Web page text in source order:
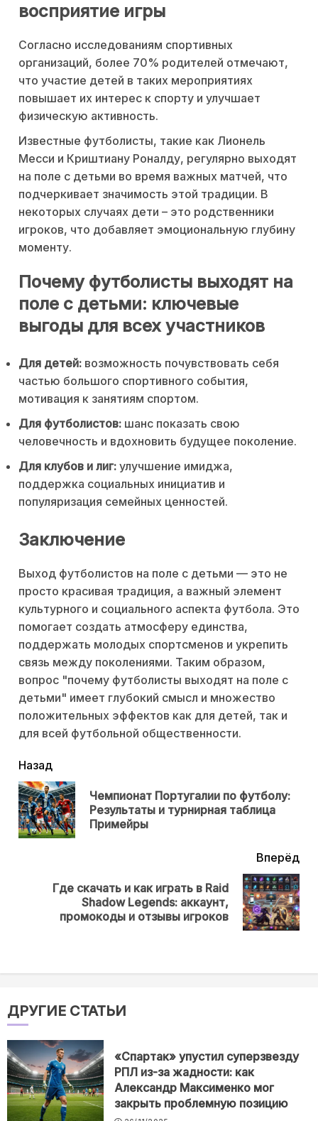
восприятие игры
Согласно исследованиям спортивных
организаций, более 70% родителей отмечают,
что участие детей в таких мероприятиях
повышает их интерес к спорту и улучшает
физическую активность.
Известные футболисты, такие как Лионель
Месси и Криштиану Роналду, регулярно выходят
на поле с детьми во время важных матчей, что
подчеркивает значимость этой традиции. В
некоторых случаях дети – это родственники
игроков, что добавляет эмоциональную глубину
моменту.
Почему футболисты выходят на
поле с детьми: ключевые
выгоды для всех участников
Для детей: возможность почувствовать себя
частью большого спортивного события,
мотивация к занятиям спортом.
Для футболистов: шанс показать свою
человечность и вдохновить будущее поколение.
Для клубов и лиг: улучшение имиджа,
поддержка социальных инициатив и
популяризация семейных ценностей.
Заключение
Выход футболистов на поле с детьми — это не
просто красивая традиция, а важный элемент
культурного и социального аспекта футбола. Это
помогает создать атмосферу единства,
поддержать молодых спортсменов и укрепить
связь между поколениями. Таким образом,
вопрос "почему футболисты выходят на поле с
детьми" имеет глубокий смысл и множество
положительных эффектов как для детей, так и
для всей футбольной общественности.
читать
еще
Назад
Чемпионат Португалии по футболу:
Результаты и турнирная таблица
Примейры
Вперёд
Где скачать и как играть в Raid
Shadow Legends: аккаунт,
промокоды и отзывы игроков
ДРУГИЕ СТАТЬИ
«Спартак» упустил суперзвезду
РПЛ из-за жадности: как
Александр Максименко мог
закрыть проблемную позицию